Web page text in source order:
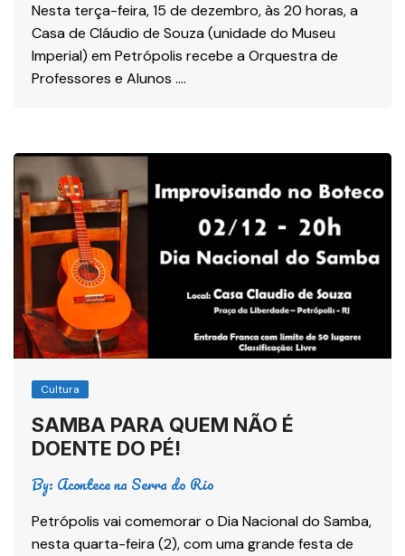
Nesta terça-feira, 15 de dezembro, às 20 horas, a
Casa de Cláudio de Souza (unidade do Museu
Imperial) em Petrópolis recebe a Orquestra de
Professores e Alunos ….
Cultura
SAMBA PARA QUEM NÃO É
DOENTE DO PÉ!
By: Acontece na Serra do Rio
Petrópolis vai comemorar o Dia Nacional do Samba,
nesta quarta-feira (2), com uma grande festa de